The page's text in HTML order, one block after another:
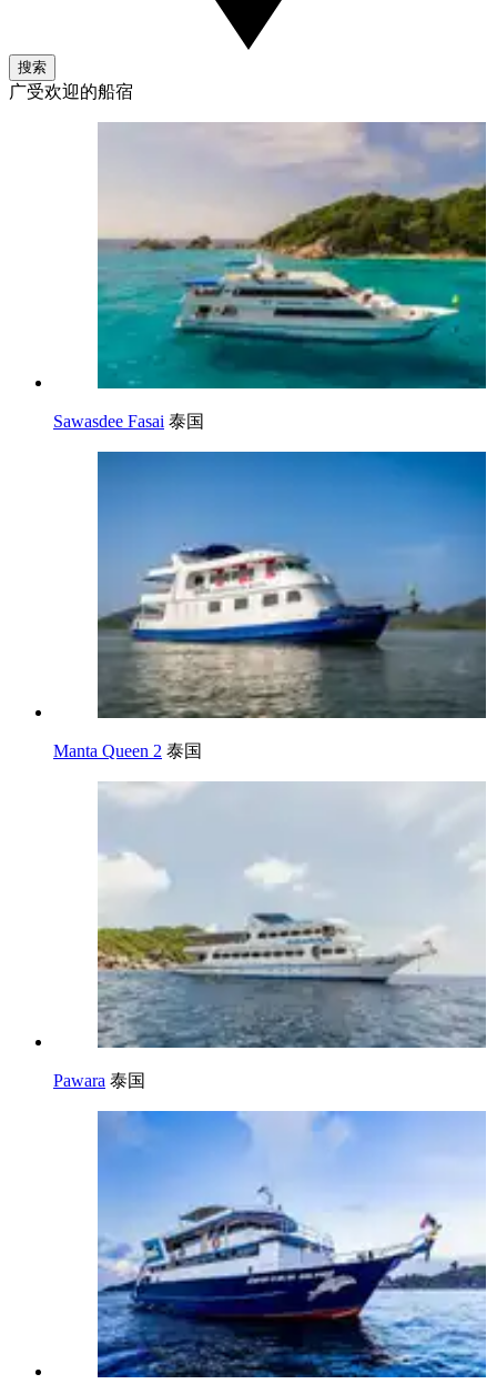
搜索
广受欢迎的船宿
Sawasdee Fasai 泰国
Manta Queen 2 泰国
Pawara 泰国